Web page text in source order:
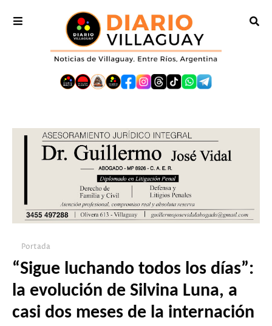
Portada
“Sigue luchando todos los días”:
la evolución de Silvina Luna, a
casi dos meses de la internación